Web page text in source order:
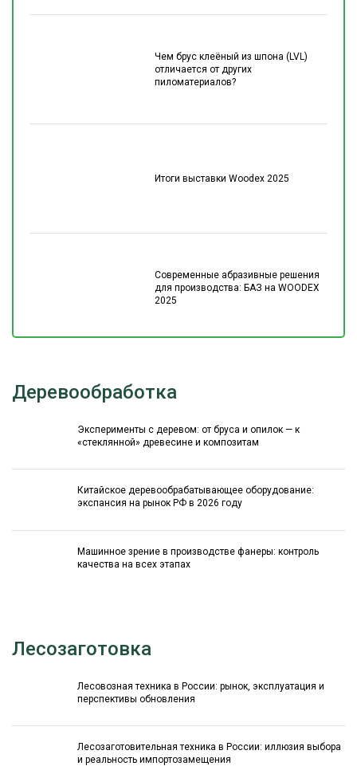
Чем брус клеёный из шпона (LVL)
отличается от других
пиломатериалов?
Итоги выставки Woodex 2025
Современные абразивные решения
для производства: БАЗ на WOODEX
2025
Деревообработка
Эксперименты с деревом: от бруса и опилок — к
«стеклянной» древесине и композитам
Китайское деревообрабатывающее оборудование:
экспансия на рынок РФ в 2026 году
Машинное зрение в производстве фанеры: контроль
качества на всех этапах
Лесозаготовка
Лесовозная техника в России: рынок, эксплуатация и
перспективы обновления
Лесозаготовительная техника в России: иллюзия выбора
и реальность импортозамещения